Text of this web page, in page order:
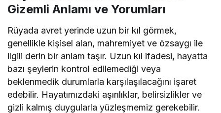
Gizemli Anlamı ve Yorumları
Rüyada avret yerinde uzun bir kıl görmek,
genellikle kişisel alan, mahremiyet ve özsaygı ile
ilgili derin bir anlam taşır. Uzun kıl ifadesi, hayatta
bazı şeylerin kontrol edilemediği veya
beklenmedik durumlarla karşılaşılacağını işaret
edebilir. Hayatımızdaki aşırılıklar, belirsizlikler ve
gizli kalmış duygularla yüzleşmemiz gerekebilir.